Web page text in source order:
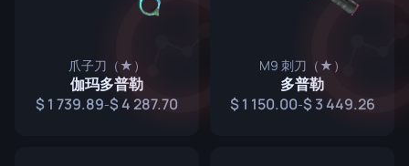
爪子刀（★）
伽玛多普勒
1 739.89- 4 287.70
M9 刺刀（★）
多普勒
1 150.00- 3 449.26